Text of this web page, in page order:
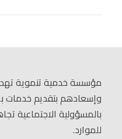
مؤسسة خدمية تنموية
وإسعادهم بتقديم خدمات
بالمسؤولية الاجتماعية
للموارد.